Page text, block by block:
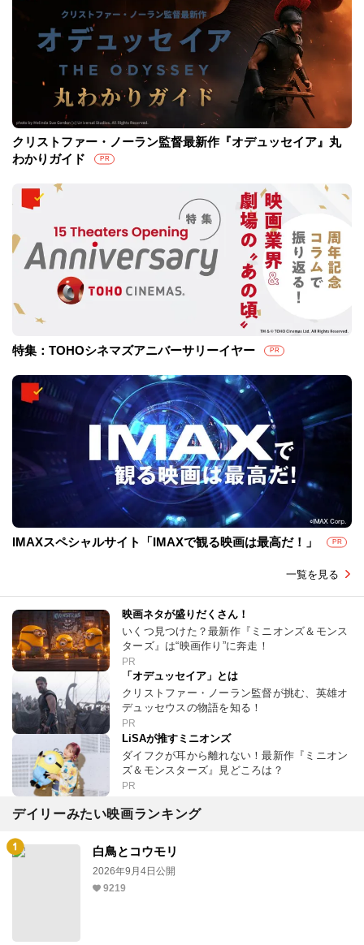
クリストファー・ノーラン監督最新作『オデュッセイア』丸
わかりガイド
PR
特集：TOHOシネマズアニバーサリーイヤー PR
IMAXスペシャルサイト「IMAXで観る映画は最高だ！」 PR
一覧を見る
映画ネタが盛りだくさん！
いくつ見つけた？最新作『ミニオンズ＆モンス
ターズ』は“映画作り”に奔走！
PR
「オデュッセイア」とは
クリストファー・ノーラン監督が挑む、英雄オ
デュッセウスの物語を知る！
PR
LiSAが推すミニオンズ
ダイフクが耳から離れない！最新作『ミニオン
ズ＆モンスターズ』見どころは？
PR
デイリーみたい映画ランキング
白鳥とコウモリ
2026年9月4日公開
9219